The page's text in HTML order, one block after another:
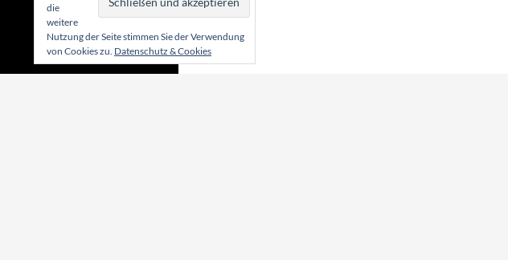
die
weitere
Nutzung der Seite stimmen Sie der Verwendung
von Cookies zu. Datenschutz & Cookies